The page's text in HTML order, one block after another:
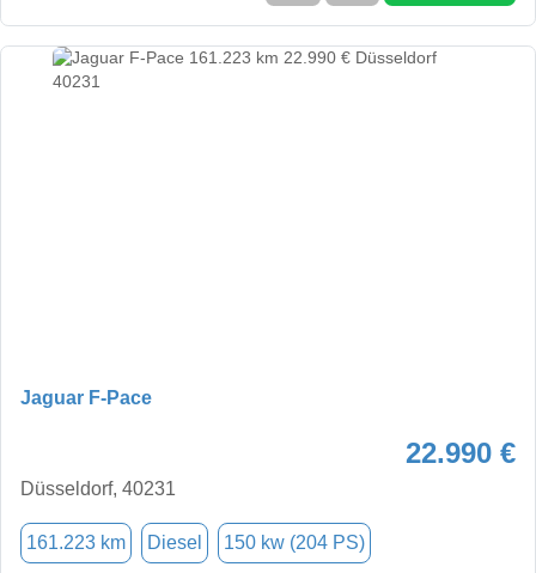
Jaguar F-Pace
22.990 €
Düsseldorf, 40231
161.223 km Diesel 150 kw (204 PS)